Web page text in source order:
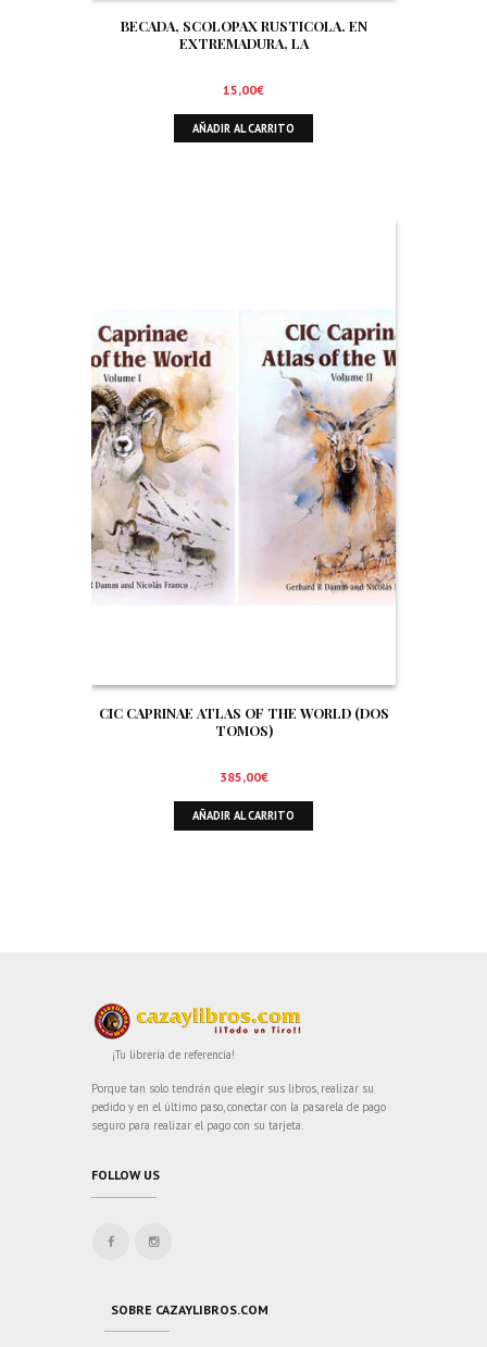
BECADA, SCOLOPAX RUSTICOLA. EN
EXTREMADURA, LA
15,00€
AÑADIR AL CARRITO
CIC CAPRINAE ATLAS OF THE WORLD (DOS
TOMOS)
385,00€
AÑADIR AL CARRITO
¡Tu librería de referencia!
Porque tan solo tendrán que elegir sus libros, realizar su
pedido y en el último paso, conectar con la pasarela de pago
seguro para realizar el pago con su tarjeta.
FOLLOW US
SOBRE CAZAYLIBROS.COM